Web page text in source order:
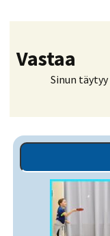
Vastaa
Sinun täytyy